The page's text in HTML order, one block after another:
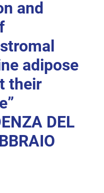
and
adipose
their
DEL